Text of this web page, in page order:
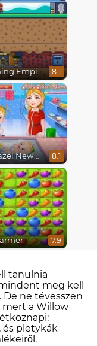
Idle Mining Empire 8.1
Baby Hazel Newborn Vaccination 8.1
7.9
tanulnia
meg kell
ne tévesszen
mert a Willow
és pletykák